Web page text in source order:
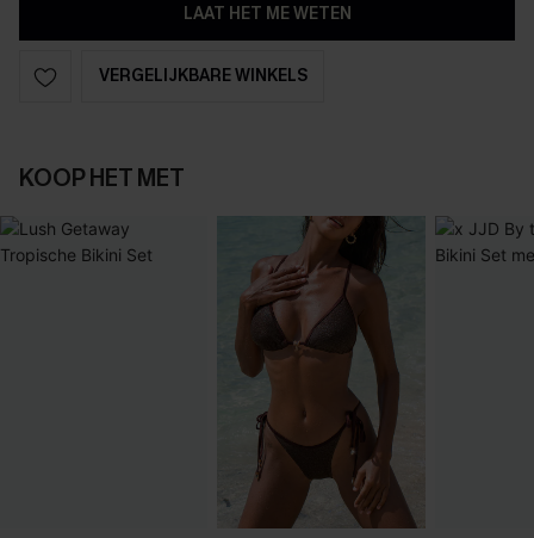
LAAT HET ME WETEN
VERGELIJKBARE WINKELS
KOOP HET MET